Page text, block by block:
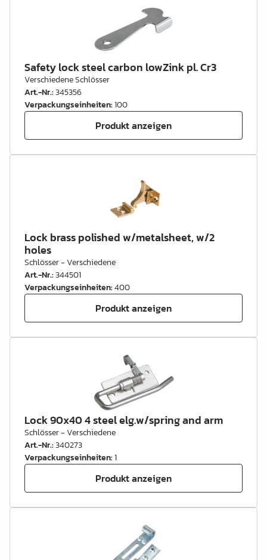
Safety lock steel carbon lowZink pl. Cr3
Verschiedene Schlösser
Art.-Nr.:345356
Verpackungseinheiten:100
Produkt anzeigen
Lock brass polished w/metalsheet, w/2
holes
Schlösser - Verschiedene
Art.-Nr.:344501
Verpackungseinheiten:400
Produkt anzeigen
Lock 90x40 4 steel elg.w/spring and arm
Schlösser - Verschiedene
Art.-Nr.:340273
Verpackungseinheiten:1
Produkt anzeigen